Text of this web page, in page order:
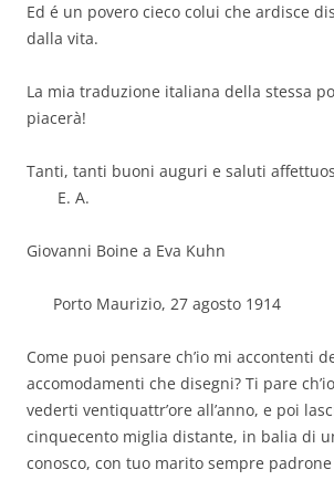
Ed é un povero cieco colui che ardisce
dalla vita.
La mia traduzione italiana della stessa
piacerà!
Tanti, tanti buoni auguri e saluti
E. A.
Giovanni Boine a Eva Kuhn
Porto Maurizio, 27 agosto 1914
Come puoi pensare ch’io mi accontenti
accomodamenti che disegni? Ti pare
vederti ventiquattr’ore all’anno, e poi
cinquecento miglia distante, in balia di
conosco, con tuo marito sempre